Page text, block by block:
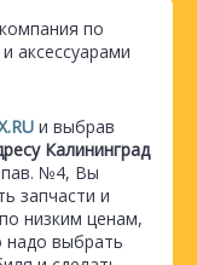
по
аксессуарами
и выбрав
Калининград
пав. №4, Вы
запчасти и
низким ценам,
надо выбрать